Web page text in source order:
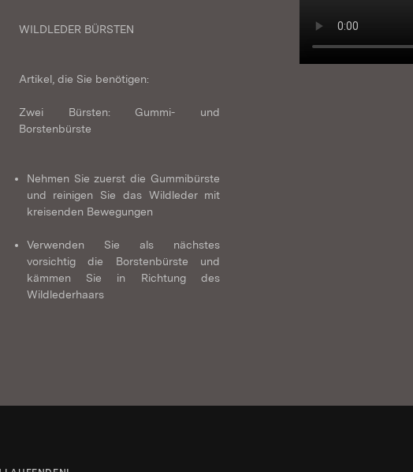
WILDLEDER BÜRSTEN
Artikel, die Sie benötigen:
Zwei Bürsten: Gummi- und
Borstenbürste
Nehmen Sie zuerst die Gummibürste
und reinigen Sie das Wildleder mit
kreisenden Bewegungen
Verwenden Sie als nächstes
vorsichtig die Borstenbürste und
kämmen Sie in Richtung des
Wildlederhaars